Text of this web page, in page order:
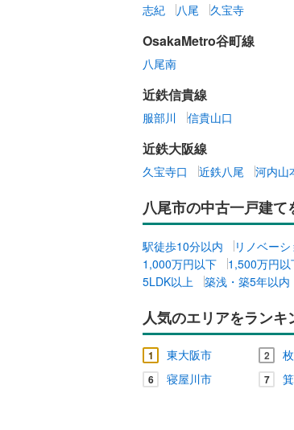
志紀 八尾 久宝寺
OsakaMetro谷町線
八尾南
近鉄信貴線
服部川 信貴山口
近鉄大阪線
久宝寺口 近鉄八尾 河内山
八尾市の中古一戸建
駅徒歩10分以内 リノベー
1,000万円以下
1,500万円以
5LDK以上
築浅・築5年以内
人気のエリアをランキ
1 東大阪市 2
6 寝屋川市 7